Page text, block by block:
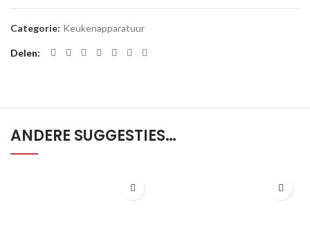
Categorie: Keukenapparatuur
Delen
ANDERE SUGGESTIES…